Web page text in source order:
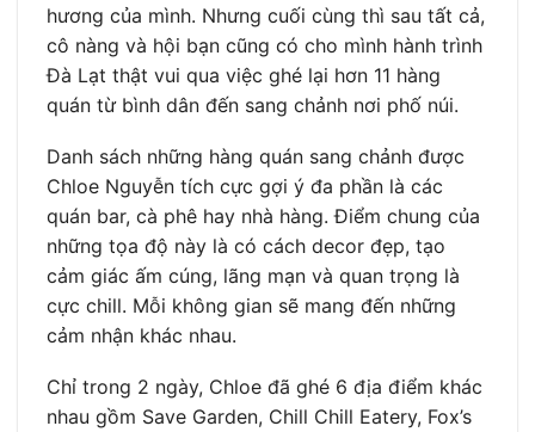
hương của mình. Nhưng cuối cùng thì sau tất cả,
cô nàng và hội bạn cũng có cho mình hành trình
Đà Lạt thật vui qua việc ghé lại hơn 11 hàng
quán từ bình dân đến sang chảnh nơi phố núi.
Danh sách những hàng quán sang chảnh được
Chloe Nguyễn tích cực gợi ý đa phần là các
quán bar, cà phê hay nhà hàng. Điểm chung của
những tọa độ này là có cách decor đẹp, tạo
cảm giác ấm cúng, lãng mạn và quan trọng là
cực chill. Mỗi không gian sẽ mang đến những
cảm nhận khác nhau.
Chỉ trong 2 ngày, Chloe đã ghé 6 địa điểm khác
nhau gồm Save Garden, Chill Chill Eatery, Fox’s